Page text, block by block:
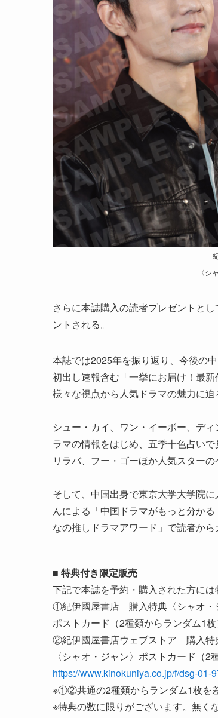
〈シ
さらに本誌購入の読者プレゼントと
ントされる。
本誌では2025年を振り返り、今後の
初出し速報含む「一挙にお届け！最
様々な視点から人気ドラマの魅力に迫
シュー・カイ、ワン・イーボー、デ
ラマの情報をはじめ、五季十色占い
リラバ、フー・ゴーほか人気スターの
そして、中国出身で東京大学大学院
んによる「中国ドラマがもっと分か
なの推しドラマアワード」で読者から
■ 特典付き限定販売
下記で本誌を予約・購入された方に
①紀伊國屋書店 購入特典〈シャオ・
ポストカード（2種類からランダム1枚
②紀伊國屋書店ウェブストア 購入特
〈シャオ・ジャン〉ポストカード（2
https://www.kinokuniya.co.jp/f/dsg-01-
※①②共通の2種類からランダム1枚を
※特典の数に限りがございます。無く